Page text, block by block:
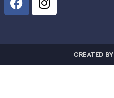
CREATED BY